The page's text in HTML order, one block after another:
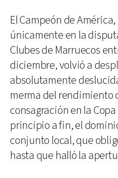
El Campeón de
únicamente en la
Clubes de Marruecos
diciembre, volvió a
absolutamente
merma del rendimiento
consagración en la
principio a fin, el
conjunto local, que
hasta que halló la